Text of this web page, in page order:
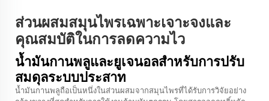
ส่วนผสมสมุนไพรเฉพาะเจาะจงและ
คุณสมบัติในการลดความไว
น้ำมันกานพลูและยูเจนอลสำหรับการปรับ
สมดุลระบบประสาท
น้ำมันกานพลูถือเป็นหนึ่งในส่วนผสมจากสมุนไพรที่ได้รับการวิจัยอย่าง